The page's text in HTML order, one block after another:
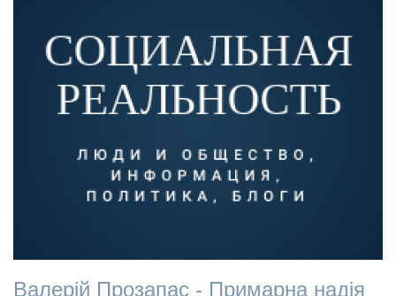
Валерій Прозапас - Примарна надія